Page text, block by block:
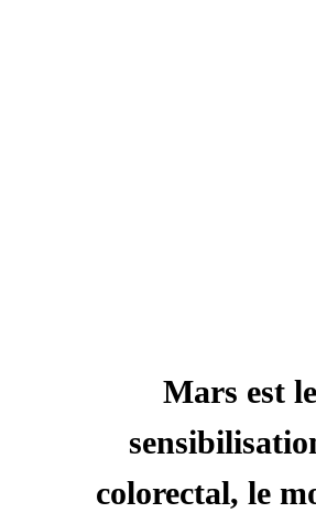
Mars est
colorectal, le